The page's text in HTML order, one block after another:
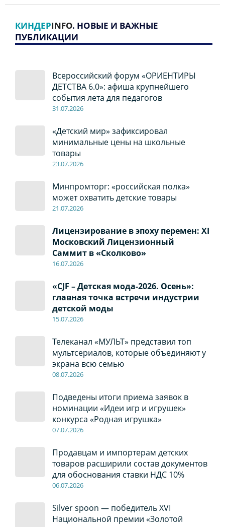
КИНДЕРINFO. НОВЫЕ И ВАЖНЫЕ
ПУБЛИКАЦИИ
Всероссийский форум «ОРИЕНТИРЫ
ДЕТСТВА 6.0»: афиша крупнейшего
события лета для педагогов
31.07.2026
«Детский мир» зафиксировал
минимальные цены на школьные
товары
23.07.2026
Минпромторг: «российская полка»
может охватить детские товары
21.07.2026
Лицензирование в эпоху перемен: XI
Московский Лицензионный
Саммит в «Сколково»
16.07.2026
«CJF – Детская мода-2026. Осень»:
главная точка встречи индустрии
детской моды
15.07.2026
Телеканал «МУЛЬТ» представил топ
мультсериалов, которые объединяют у
экрана всю семью
08.07.2026
Подведены итоги приема заявок в
номинации «Идеи игр и игрушек»
конкурса «Родная игрушка»
07.07.2026
Продавцам и импортерам детских
товаров расширили состав документов
для обоснования ставки НДС 10%
06.07.2026
Silver spoon — победитель XVI
Национальной премии «Золотой